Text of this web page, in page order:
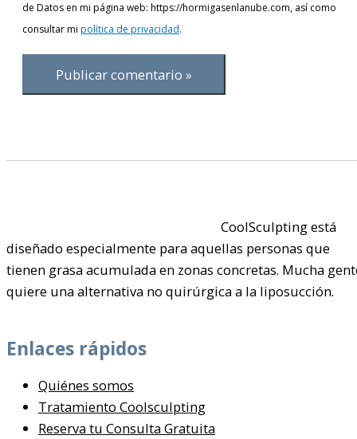
de Datos en mi página web: https://hormigasenlanube.com, así como
consultar mi política de privacidad.
CoolSculpting está
diseñado especialmente para aquellas personas que
tienen grasa acumulada en zonas concretas. Mucha
quiere una alternativa no quirúrgica a la liposucción.
Enlaces rápidos
Quiénes somos
Tratamiento Coolsculpting
Reserva tu Consulta Gratuita